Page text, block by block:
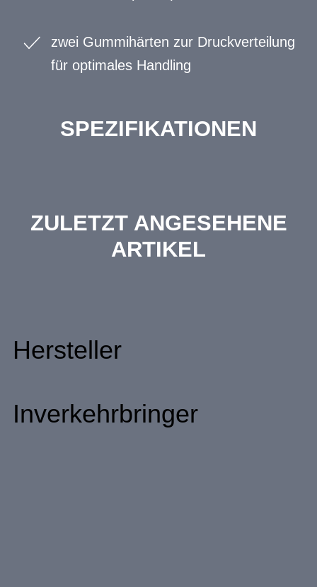
zwei Gummihärten zur Druckverteilung
für optimales Handling
SPEZIFIKATIONEN
ZULETZT ANGESEHENE
ARTIKEL
Hersteller
Inverkehrbringer